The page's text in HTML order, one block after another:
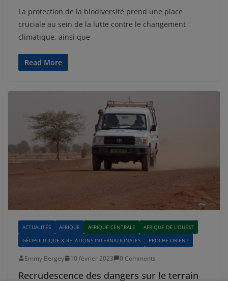
La protection de la biodiversité prend une place
cruciale au sein de la lutte contre le changement
climatique, ainsi que
Read More
ACTUALITÉS AFRIQUE AFRIQUE CENTRALE
AFRIQUE DE L'OUEST
GÉOPOLITIQUE & RELATIONS INTERNATIONALES
PROCHE-ORIENT
Emmy Bergey 10 février 2023 0 Comments
Recrudescence des dangers sur le terrain